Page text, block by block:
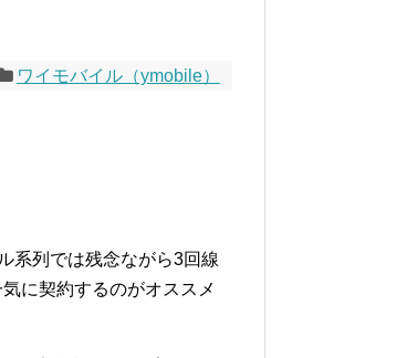
ワイモバイル（ymobile）
系列では残念ながら3回線
に契約するのがオススメ